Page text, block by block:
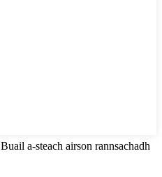
Buail a-steach airson rannsachadh